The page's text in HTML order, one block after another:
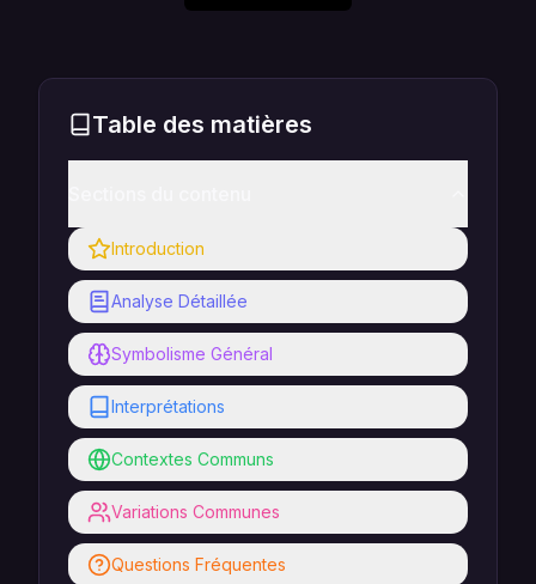
Table des matières
Introduction
Analyse Détaillée
Symbolisme Général
Interprétations
Contextes Communs
Variations Communes
Questions Fréquentes